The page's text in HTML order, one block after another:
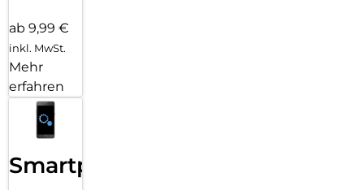
ab 9,99 €
inkl. MwSt.
Mehr
erfahren
Smartphone